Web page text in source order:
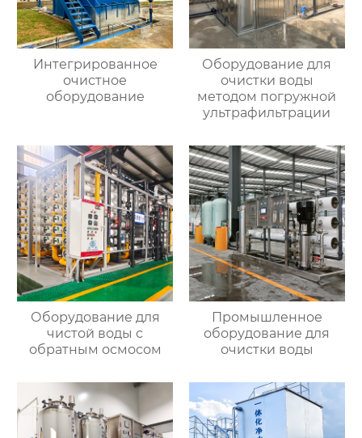
Интегрированное
очистное
оборудование
Оборудование для
очистки воды
методом погружной
ультрафильтрации
Оборудование для
чистой воды с
обратным осмосом
Промышленное
оборудование для
очистки воды